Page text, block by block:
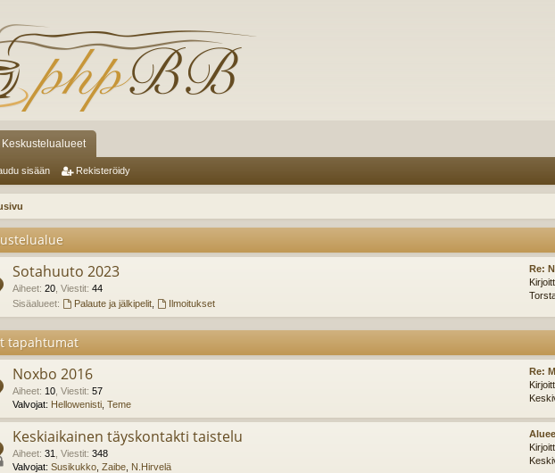
Keskustelualueet
sisään Rekisteröidy
Sotahuuto 2023
Aiheet: 20 Viestit: 44
Sisäalueet:
Palaute ja jälkipelit, Ilmoitukset
Re:
tapahtumat
Noxbo 2016
Aiheet: 10 Viestit: 57
Valvojat: Hellowenisti Teme
Re:
Keskiaikainen täyskontakti taistelu
Aiheet: 31 Viestit: 348
Valvojat: Susikukko Zaibe N.Hirvelä